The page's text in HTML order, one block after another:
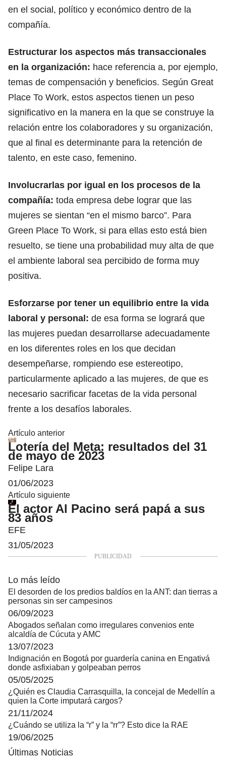
en el social, político y económico dentro de la
compañía.
Estructurar los aspectos más transaccionales
en la organización: hace referencia a, por ejemplo,
temas de compensación y beneficios. Según Great
Place To Work, estos aspectos tienen un peso
significativo en la manera en la que se construye la
relación entre los colaboradores y su organización,
que al final es determinante para la retención de
talento, en este caso, femenino.
Involucrarlas por igual en los procesos de la
compañía: toda empresa debe lograr que las
mujeres se sientan “en el mismo barco”. Para
Green Place To Work, si para ellas esto está bien
resuelto, se tiene una probabilidad muy alta de que
el ambiente laboral sea percibido de forma muy
positiva.
Esforzarse por tener un equilibrio entre la vida
laboral y personal: de esa forma se logrará que
las mujeres puedan desarrollarse adecuadamente
en los diferentes roles en los que decidan
desempeñarse, rompiendo ese estereotipo,
particularmente aplicado a las mujeres, de que es
necesario sacrificar facetas de la vida personal
frente a los desafíos laborales.
Artículo anterior
Lotería del Meta: resultados del 31
de mayo de 2023
Felipe Lara
01/06/2023
Artículo siguiente
El actor Al Pacino será papá a sus
83 años
EFE
31/05/2023
Lo más leído
El desorden de los predios baldíos en la ANT: dan tierras a
personas sin ser campesinos
06/09/2023
Abogados señalan como irregulares convenios ente
alcaldía de Cúcuta y AMC
13/07/2023
Indignación en Bogotá por guardería canina en Engativá
donde asfixiaban y golpeaban perros
05/05/2025
¿Quién es Claudia Carrasquilla, la concejal de Medellín a
quien la Corte imputará cargos?
21/11/2024
¿Cuándo se utiliza la “r” y la “rr”? Esto dice la RAE
19/06/2025
Últimas Noticias